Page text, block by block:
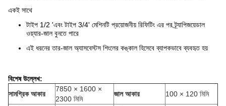
একই সাথে
টাইপ 1/2 'এবং টাইপ 3/4' মেশিনটি প্রয়োজনীয় রিফিটিং এর পর ট্র্যাপিজয়েডাল
ওয়্যার-জাল বুনতে পারে
এই ধরনের তার-জাল অ্যাসবেস্টস শিংলের কঙ্কাল হিসেবে ব্যাপকভাবে ব্যবহৃত হয়
বিশেষ উল্লেখ:
সামগ্রিক আকার
7850 × 1600 ×
2300 মিমি
জাল আকার
100 × 120 মিমি